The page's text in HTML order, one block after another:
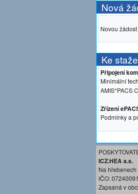
Nová
Novou
Ke
Připojení
Minimální
AMIS*PACS
Zřízení
Podmínky a
ICZ.HEA a.s.
Na
IČO: 07240091
Zapsaná v